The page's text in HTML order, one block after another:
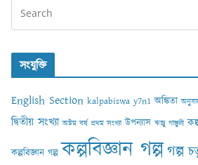
সংযুক্তি
English Section kalpabiswa y7n1 অঙ্কিতা
দ্বিতীয় সংখ্যা অষ্টম বর্ষ প্রথম সংখ্যা উপন্যাস ঋজু গাঙ্গুলী
কল্পবিজ্ঞান গল্প কল্পবিজ্ঞান গল্পগল্প